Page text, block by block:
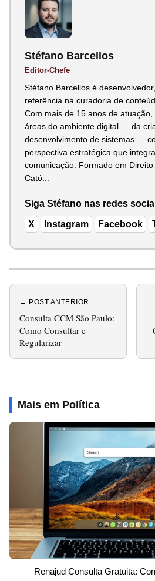
Stéfano Barcellos
Editor-Chefe
Stéfano Barcellos é
referência na curadoria de
Com mais de 15 anos de
áreas do ambiente digital — da
desenvolvimento de sistemas —
perspectiva estratégica que
comunicação. Formado em
Cató...
Siga Stéfano nas redes
X Instagram Facebook
← POST ANTERIOR
Consulta CCM São Paulo:
Como Consultar e
Regularizar
Mais em Política
Renajud Consulta Gratuita: